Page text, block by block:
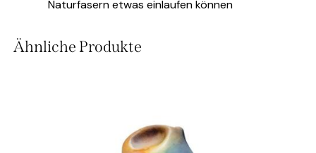
Naturfasern etwas einlaufen können
Ähnliche Produkte